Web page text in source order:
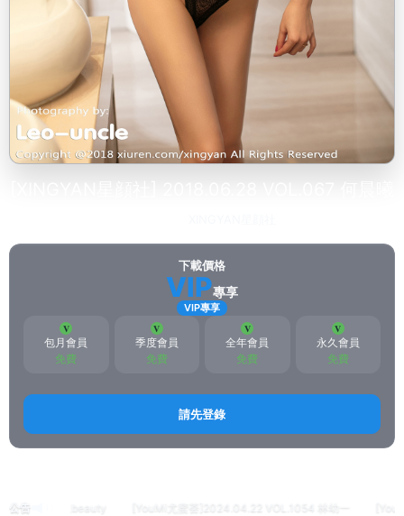
下載價格
VIP專享
VIP專享
包月會員
免費
季度會員
免費
全年會員
免費
永久會員
免費
請先登錄
公告
菲兒beauty [YouMi尤蜜荟]2024.04.22 VOL.1054 林幼一